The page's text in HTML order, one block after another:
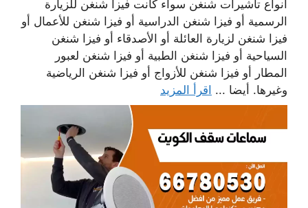
أنواع تأشيرات شنغن سواء كانت فيزا شنغن للزيارة
الرسمية أو فيزا شنغن الدراسية أو فيزا شنغن للأعمال أو
فيزا شنغن لزيارة العائلة أو الأصدقاء أو فيزا شنغن
السياحية أو فيزا شنغن الطبية أو فيزا شنغن لعبور
المطار أو فيزا شنغن للأزواج أو فيزا شنغن الرياضية
وغيرها. أيضا ... اقرأ المزيد